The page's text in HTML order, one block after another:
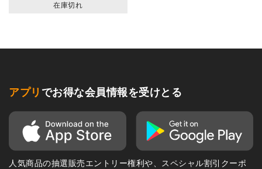
在庫切れ
アプリ でお得な会員情報を受けとる
人気商品の抽選販売エントリー権利や、スペシャル割引クーポ